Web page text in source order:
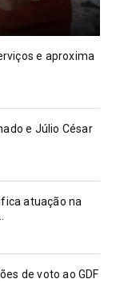
e aproxima
e Júlio César
atuação na
de voto ao GDF